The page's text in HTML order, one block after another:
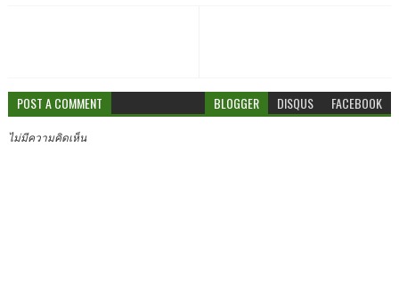
POST A COMMENT BLOGGER DISQUS FACEBOOK
ไม่มีความคิดเห็น